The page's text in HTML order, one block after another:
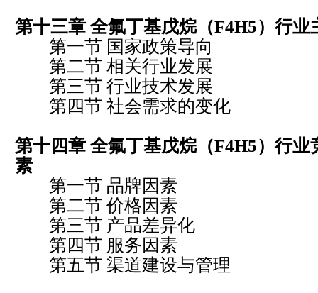
第十三章 全氟丁基戊烷（F4H5）行业
第一节 国家政策导向
第二节 相关行业发展
第三节 行业技术发展
第四节 社会需求的变化
第十四章 全氟丁基戊烷（F4H5）行业
素
第一节 品牌因素
第二节 价格因素
第三节 产品差异化
第四节 服务因素
第五节 渠道建设与管理